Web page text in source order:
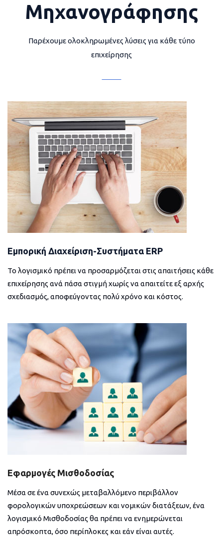
Μηχανογράφησης
Παρέχουμε ολοκληρωμένες λύσεις για κάθε τύπο
επιχείρησης
Εμπορική Διαχείριση-Συστήματα ERP
Το λογισμικό πρέπει να προσαρμόζεται στις απαιτήσεις κάθε
επιχείρησης ανά πάσα στιγμή χωρίς να απαιτείτε εξ αρχής
σχεδιασμός, αποφεύγοντας πολύ χρόνο και κόστος.
Εφαρμογές Μισθοδοσίας
Μέσα σε ένα συνεχώς μεταβαλλόμενο περιβάλλον
φορολογικών υποχρεώσεων και νομικών διατάξεων, ένα
λογισμικό Μισθοδοσίας θα πρέπει να ενημερώνεται
απρόσκοπτα, όσο περίπλοκες και εάν είναι αυτές.